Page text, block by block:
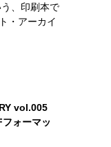
、印刷本で
・アーカイ
vol.005
ォーマッ